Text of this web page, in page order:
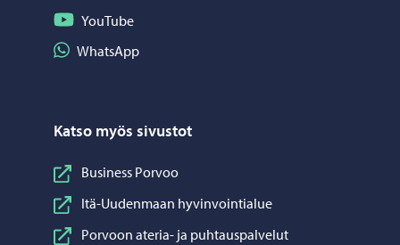
Seuraa YouTube
YouTube
Jaa WhatsApp
WhatsApp
Katso myös sivustot
Business Porvoo
Itä-Uudenmaan hyvinvointialue
Porvoon ateria- ja puhtauspalvelut